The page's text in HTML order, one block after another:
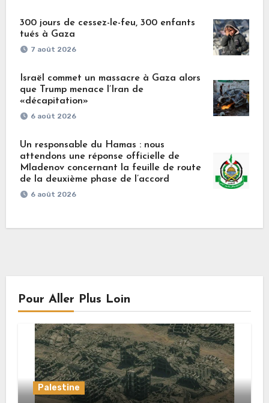
300 jours de cessez-le-feu, 300 enfants
tués à Gaza
7 août 2026
Israël commet un massacre à Gaza alors
que Trump menace l’Iran de
«décapitation»
6 août 2026
Un responsable du Hamas : nous
attendons une réponse officielle de
Mladenov concernant la feuille de route
de la deuxième phase de l’accord
6 août 2026
Pour Aller Plus Loin
Palestine